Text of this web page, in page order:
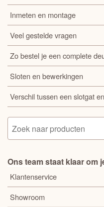
Inmeten en montage
Veel gestelde vragen
Zo bestel je een complete
Sloten en bewerkingen
Verschil tussen een slotgat
Ons team staat klaar om
Klantenservice
Showroom